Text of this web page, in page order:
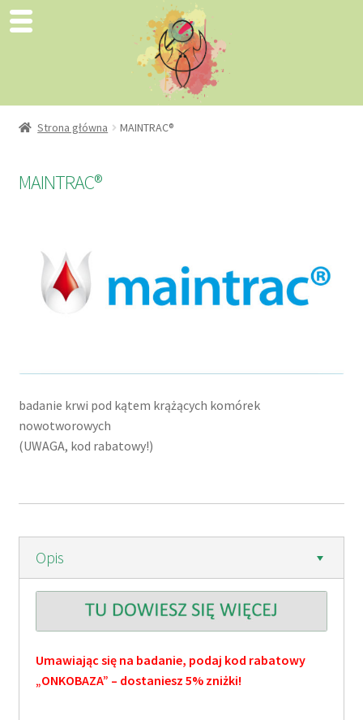
Strona główna MAINTRAC®
MAINTRAC®
badanie krwi pod kątem krążących komórek
nowotworowych
(UWAGA, kod rabatowy!)
Opis
Umawiając się na badanie, podaj kod rabatowy
„ONKOBAZA” – dostaniesz 5% zniżki!